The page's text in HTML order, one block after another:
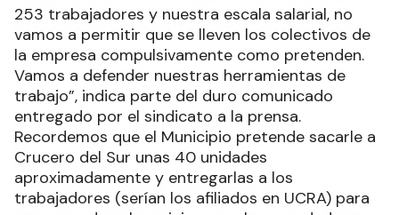
253 trabajadores y nuestra escala salarial, no
vamos a permitir que se lleven los colectivos de
la empresa compulsivamente como pretenden.
Vamos a defender nuestras herramientas de
trabajo”, indica parte del duro comunicado
entregado por el sindicato a la prensa.
Recordemos que el Municipio pretende sacarle a
Crucero del Sur unas 40 unidades
aproximadamente y entregarlas a los
trabajadores (serían los afiliados en UCRA) para